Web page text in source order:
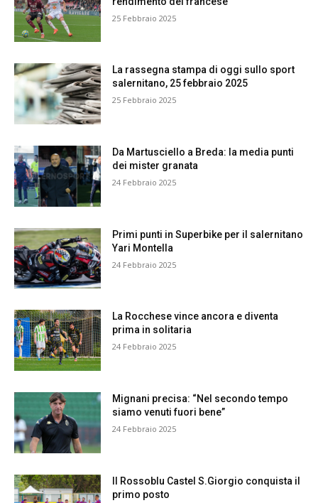
25 Febbraio 2025
La rassegna stampa di oggi sullo sport
salernitano, 25 febbraio 2025
25 Febbraio 2025
Da Martusciello a Breda: la media punti
dei mister granata
24 Febbraio 2025
Primi punti in Superbike per il salernitano
Yari Montella
24 Febbraio 2025
La Rocchese vince ancora e diventa
prima in solitaria
24 Febbraio 2025
Mignani precisa: “Nel secondo tempo
siamo venuti fuori bene”
24 Febbraio 2025
Il Rossoblu Castel S.Giorgio conquista il
primo posto